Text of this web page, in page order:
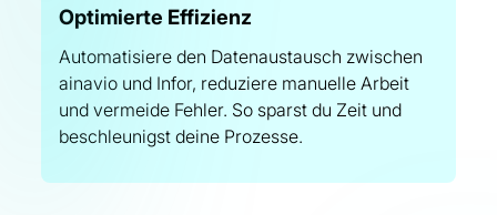
Optimierte Effizienz
Automatisiere den Datenaustausch zwischen
ainavio und Infor, reduziere manuelle Arbeit
und vermeide Fehler. So sparst du Zeit und
beschleunigst deine Prozesse.